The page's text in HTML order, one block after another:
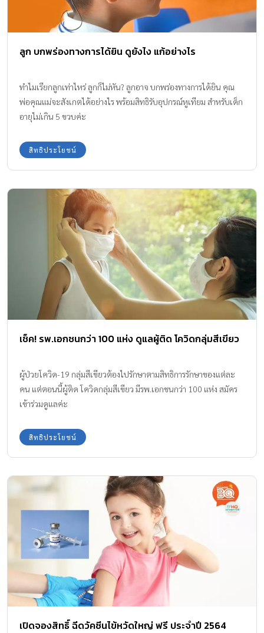
ลูก บกพร่องทางการได้ยิน ดูยังไง แก้อย่างไร
ทำไมเรียกลูกเท่าไหร่ ลูกก็ไม่หัน? ลูกอาจ บกพร่องทางการได้ยิน คุณ
พ่อคุณแม่จะสังเกตได้อย่างไร พร้อมสิทธิรับอุปกรณ์หูเทียม สำหรับเด็ก
อายุไม่เกิน 5 ขวบค่ะ
สิทธิประโยชน์
เช็ค! รพ.เอกชนกว่า 100 แห่ง ดูแลผู้ติด โควิดกลุ่มสีเขียว
ผู้ป่วยโควิด-19 กลุ่มสีเขียวต้องไปรักษาตามสิทธิการรักษาของแต่ละ
คน แต่ตอนนี้ผู้ติด โควิดกลุ่มสีเขียว มีรพ.เอกชนกว่า 100 แห่ง สมัคร
เข้าร่วมดูแลค่ะ
สิทธิประโยชน์
เปิดจองสิทธิ์ ฉีดวัคซีนไข้หวัดใหญ่ ฟรี ประจำปี 2564